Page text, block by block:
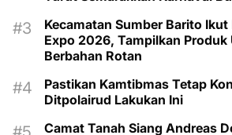
Kecamatan Sumber Barito
Expo 2026, Tampilkan Produk
Berbahan Rotan
Pastikan Kamtibmas Tetap
Ditpolairud Lakukan Ini
Camat Tanah Siang Andreas